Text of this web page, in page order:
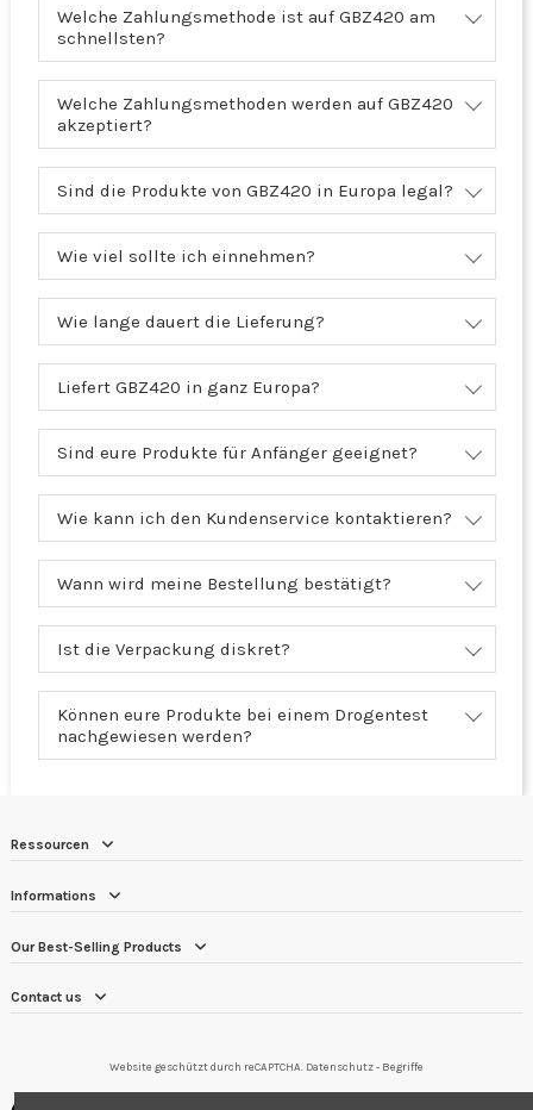
Welche Zahlungsmethode ist auf GBZ420 am
schnellsten?
Welche Zahlungsmethoden werden auf GBZ420
akzeptiert?
Sind die Produkte von GBZ420 in Europa legal?
Wie viel sollte ich einnehmen?
Wie lange dauert die Lieferung?
Liefert GBZ420 in ganz Europa?
Sind eure Produkte für Anfänger geeignet?
Wie kann ich den Kundenservice kontaktieren?
Wann wird meine Bestellung bestätigt?
Ist die Verpackung diskret?
Können eure Produkte bei einem Drogentest
nachgewiesen werden?
Ressourcen
Informations
Our Best-Selling Products
Contact us
Website geschützt durch reCAPTCHA. Datenschutz- Begriffe